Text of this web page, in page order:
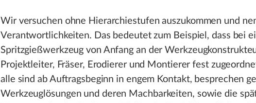
Wir versuchen ohne Hierarchiestufen auszukommen und
Verantwortlichkeiten. Das bedeutet zum Beispiel, dass bei
Spritzgießwerkzeug von Anfang an der
Projektleiter, Fräser, Erodierer und Montierer fest
alle sind ab Auftragsbeginn in engem Kontakt, besprechen
Werkzeuglösungen und deren Machbarkeiten, sowie die